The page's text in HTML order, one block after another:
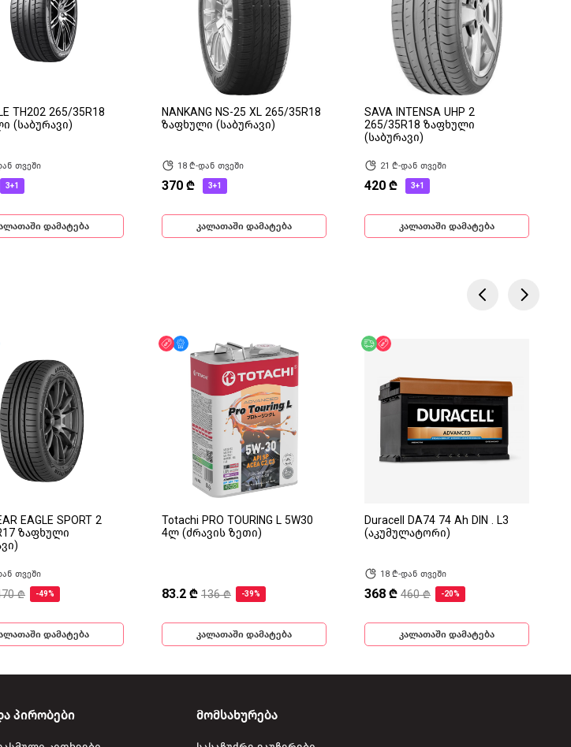
TH202 265/35R18
(საბურავი)
თვეში
3+1
დამატება
NANKANG NS-25 XL 265/35R18
ზაფხული (საბურავი)
18 ₾-დან თვეში
370 ₾ 3+1
კალათაში დამატება
SAVA INTENSA UHP 2
265/35R18 ზაფხული
(საბურავი)
21 ₾-დან თვეში
420 ₾ 3+1
კალათაში დამატება
EAGLE SPORT 2
ზაფხული
თვეში
₾ -49%
დამატება
ფასდაკლება
მხოლოდ ონლაინ
Totachi PRO TOURING L 5W30
4ლ (ძრავის ზეთი)
83.2 ₾ 136 ₾ -39%
კალათაში დამატება
უფასო მიწოდება
Duracell DA74 74 Ah DIN . L3
(აკუმულატორი)
18 ₾-დან თვეში
368 ₾ 460 ₾ -20%
კალათაში დამატება
პირობები მომსახურება